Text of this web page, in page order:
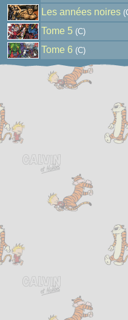
Les années noires
Tome 5 (C)
Tome 6 (C)